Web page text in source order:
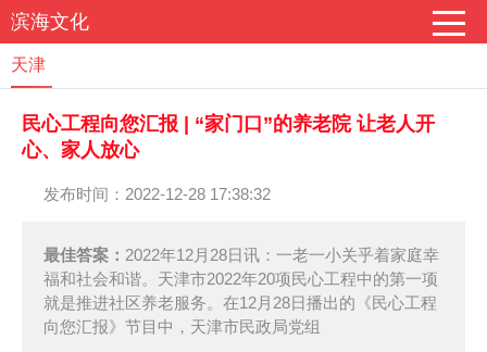
滨海文化
天津
民心工程向您汇报 | “家门口”的养老院 让老人开
心、家人放心
发布时间：2022-12-28 17:38:32
最佳答案： 2022年12月28日讯：一老一小关乎着家庭幸
福和社会和谐。天津市2022年20项民心工程中的第一项
就是推进社区养老服务。在12月28日播出的《民心工程
向您汇报》节目中，天津市民政局党组